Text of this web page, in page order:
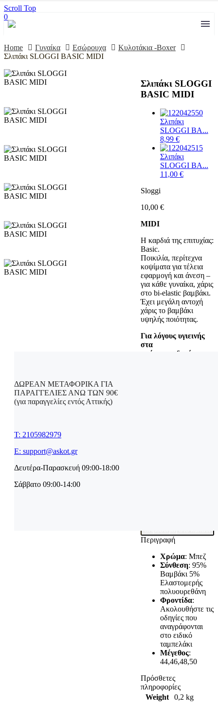
Scroll Top
0
Home Γυναίκα Εσώρουχα
Κυλοτάκια -Boxer
Σλιπάκι SLOGGI BASIC MIDI
Σλιπάκι SLOGGI
BASIC MIDI
Σλιπάκι
SLOGGI BA...
8,99 €
Σλιπάκι
SLOGGI BA...
11,00 €
Sloggi
10,00 €
MIDI
H καρδιά της επιτυχίας:
Basic.
Ποικιλία, περίτεχνα
κοψίματα για τέλεια
εφαρμογή και άνεση –
για κάθε γυναίκα, χάρις
στο bi-elastic βαμβάκι.
Έχει μεγάλη αντοχή
χάρις το βαμβάκι
υψηλής ποιότητας.
Για λόγους υγιεινής
στα
εσώρουχα
δε
γίνονται
Περιγραφή
Χρώμα: Μπεζ
Σύνθεση: 95%
Βαμβάκι 5%
Ελαστομερής
πολυουρεθάνη
Φροντίδα:
Ακολουθήστε τις
οδηγίες που
αναγράφονται
στο ειδικό
ταμπελάκι
Μέγεθος:
44,46,48,50
Πρόσθετες
πληροφορίες
Weight
0,2 kg
ΔΩΡΕΑΝ ΜΕΤΑΦΟΡΙΚΑ ΓΙΑ
ΠΑΡΑΓΓΕΛΙΕΣ ΑΝΩ ΤΩΝ 90€
(για παραγγελίες εντός Αττικής)
T: 2105982979
E: support@askot.gr
Δευτέρα-Παρασκευή 09:00-18:00
Σάββατο 09:00-14:00